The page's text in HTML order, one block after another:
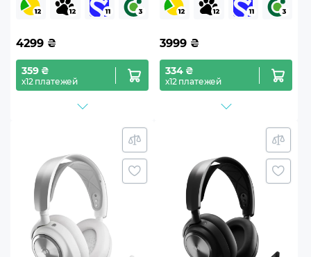
4299 ₴
359 ₴
х12 платежей
3999 ₴
334 ₴
х12 платежей